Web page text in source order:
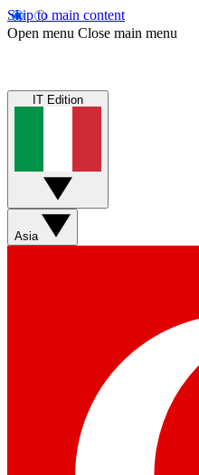
Skip to main content
Open menu Close main menu
IT Edition
Asia